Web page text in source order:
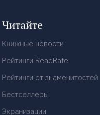
Читайте
Книжные новости
Рейтинги ReadRate
Рейтинги от знаменитостей
Бестселлеры
Экранизации